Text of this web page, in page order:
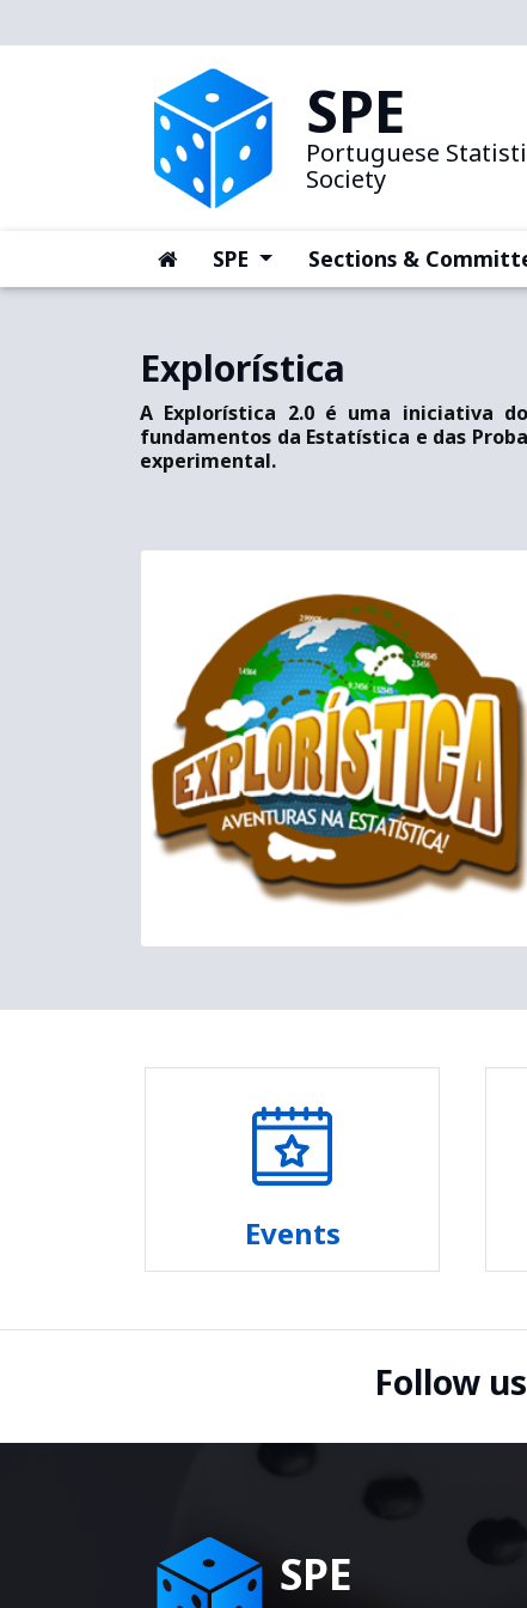
SPE
Portuguese
Society
(current)
SPE (current)Sections &
Explorística
A Explorística 2.0 é uma iniciativa
fundamentos da Estatística e das
experimental.
Events
Follow
SPE